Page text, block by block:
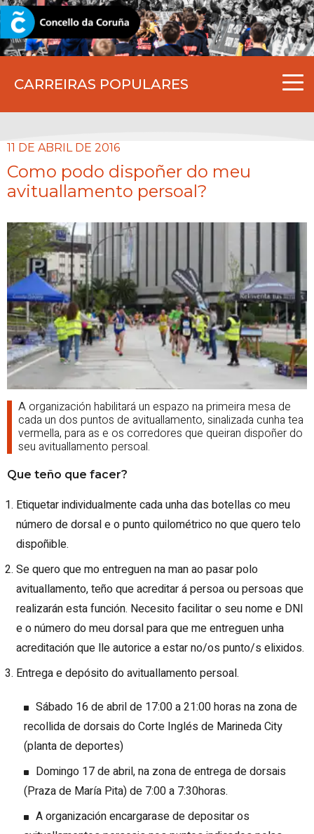
CARREIRAS POPULARES
CORUNA.GAL
11 DE ABRIL DE 2016
Como podo dispoñer do meu
avituallamento persoal?
A organización habilitará un espazo na primeira mesa de
cada un dos puntos de avituallamento, sinalizada cunha tea
vermella, para as e os corredores que queiran dispoñer do
seu avituallamento persoal.
Que teño que facer?
Etiquetar individualmente cada unha das botellas co meu
número de dorsal e o punto quilométrico no que quero telo
dispoñible.
Se quero que mo entreguen na man ao pasar polo
avituallamento, teño que acreditar á persoa ou persoas que
realizarán esta función. Necesito facilitar o seu nome e DNI
e o número do meu dorsal para que me entreguen unha
acreditación que lle autorice a estar no/os punto/s elixidos.
Entrega e depósito do avituallamento persoal.
Sábado 16 de abril de 17:00 a 21:00 horas na zona de
recollida de dorsais do Corte Inglés de Marineda City
(planta de deportes)
Domingo 17 de abril, na zona de entrega de dorsais
(Praza de María Pita) de 7:00 a 7:30horas.
A organización encargarase de depositar os